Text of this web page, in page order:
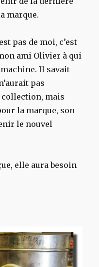
marque.
pas de moi, c’est
ami Olivier à qui
Il savait
pas
mais
la marque, son
le nouvel
elle aura besoin